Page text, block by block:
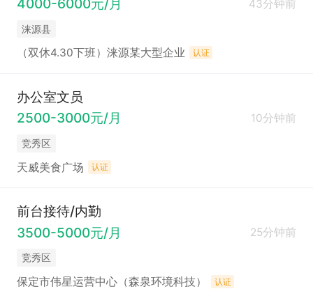
4000-6000元/月 43分钟前
涞源县
（双休4.30下班）涞源某大型企业 认证
办公室文员
2500-3000元/月
10分钟前
竞秀区
天威美食广场 认证
前台接待/内勤
3500-5000元/月
25分钟前
竞秀区
保定市伟星运营中心（森泉环境科技） 认证